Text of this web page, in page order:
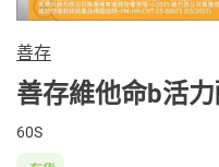
善存
善存維他命b活
60S